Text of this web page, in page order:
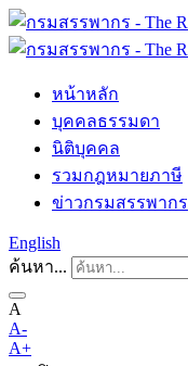
หน้าหลัก
บุคคลธรรมดา
นิติบุคคล
รวมกฎหมายภาษี
ข่าวกรมสรรพากร
English
ค้นหา...
A
A-
A+